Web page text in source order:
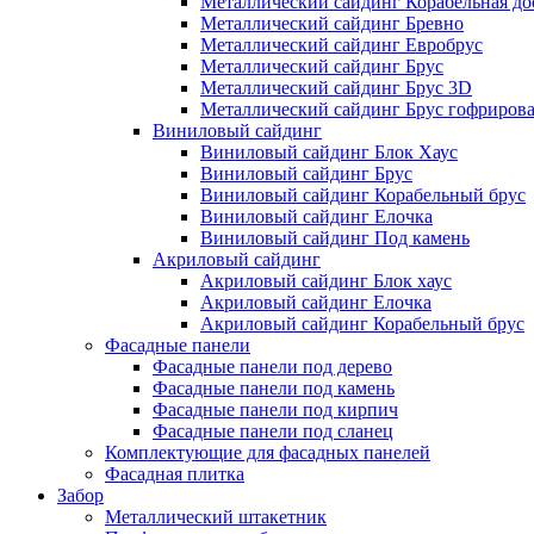
Металлический сайдинг Бревно
Металлический сайдинг Евробрус
Металлический сайдинг Брус
Металлический сайдинг Брус 3D
Металлический сайдинг Брус
Виниловый сайдинг
Виниловый сайдинг Блок Хаус
Виниловый сайдинг Брус
Виниловый сайдинг Корабельный брус
Виниловый сайдинг Елочка
Виниловый сайдинг Под камень
Акриловый сайдинг
Акриловый сайдинг Блок хаус
Акриловый сайдинг Елочка
Акриловый сайдинг Корабельный брус
Фасадные панели
Фасадные панели под дерево
Фасадные панели под камень
Фасадные панели под кирпич
Фасадные панели под сланец
Комплектующие для фасадных панелей
Фасадная плитка
Забор
Металлический штакетник